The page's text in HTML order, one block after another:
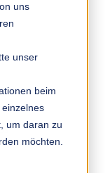
uns
unser
beim
um daran zu
möchten.